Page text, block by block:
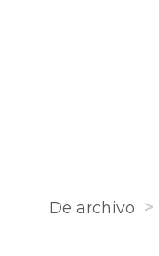
De archivo